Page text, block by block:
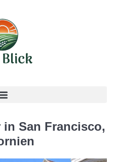
San Francisco,